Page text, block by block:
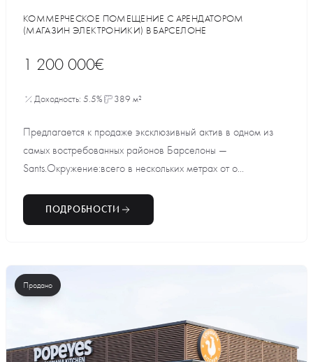
КОММЕРЧЕСКОЕ ПОМЕЩЕНИЕ С АРЕНДАТОРОМ
(МАГАЗИН ЭЛЕКТРОНИКИ) В БАРСЕЛОНЕ
1 200 000€
Доходность: 5.5% 389 м²
Предлагается к продаже эксклюзивный актив в одном из
самых востребованных районов Барселоны —
Sants.Окружение:всего в нескольких метрах от о...
ПОДРОБНОСТИ
Продано